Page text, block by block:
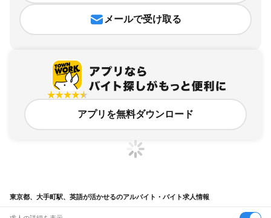
メールで受け取る
アプリを無料ダウンロード
東京都、大手町駅、英語が活かせるのアルバイト・バイト求人情報